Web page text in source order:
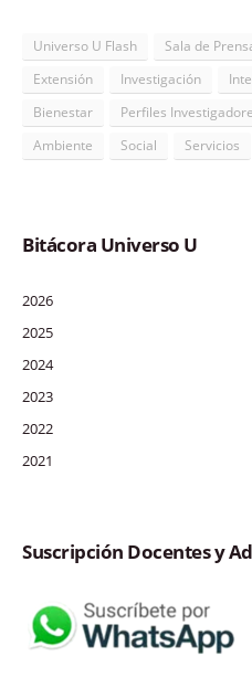
Universo U Flash Sala de
Extensión
Investigación
Bienestar
Perfiles
Ambiente
Social Servicios
Bitácora Universo U
2026
2025
2024
2023
2022
2021
Suscripción Docentes y